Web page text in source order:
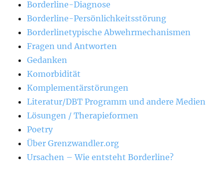
Borderline-Diagnose
Borderline-Persönlichkeitsstörung
Borderlinetypische Abwehrmechanismen
Fragen und Antworten
Gedanken
Komorbidität
Komplementärstörungen
Literatur/DBT Programm und andere Medien
Lösungen / Therapieformen
Poetry
Über Grenzwandler.org
Ursachen – Wie entsteht Borderline?